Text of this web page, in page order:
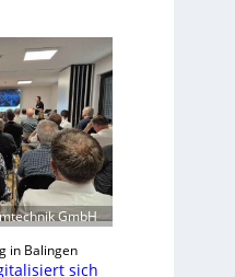
GmbH
in Balingen
sich